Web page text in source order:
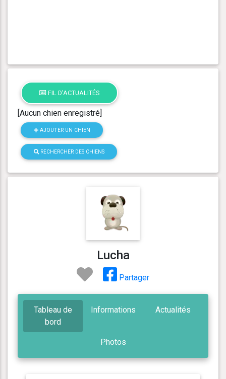
FIL D'ACTUALITÉS
[Aucun chien enregistré]
AJOUTER UN CHIEN
RECHERCHER DES CHIENS
Lucha
Partager
Tableau de
bord
Informations Actualités
Photos